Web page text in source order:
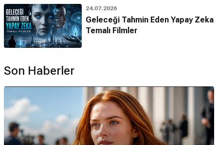
24.07.2026
Geleceği Tahmin Eden Yapay Zeka
Temalı Filmler
Son Haberler